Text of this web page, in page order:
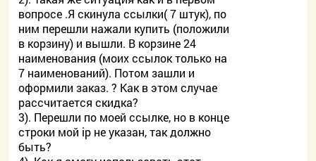
вопросе .Я скинула ссылки( 7 штук), по
ним перешли нажали купить (положили
в корзину) и вышли. В корзине 24
наименования (моих ссылок только на
7 наименований). Потом зашли и
оформили заказ. ? Как в этом случае
рассчитается скидка?
3). Перешли по моей ссылке, но в конце
строки мой ip не указан, так должно
быть?